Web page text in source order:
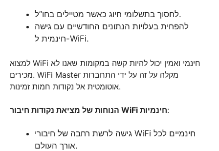
לחסוך בתשלומי חיוג כאשר מטיילים בחו”ל.
להפחית בעלויות הנתונים החודשיים עם גישה
חינמית ל-WiFi.
למצוא WiFi חינמי ואמין יכול להיות קשה במקומות שאנו לא
מכירים. WiFi Master מקלה על זה על ידי התחברות
אוטומטית אל נקודות חמות זמינות.
הנוחות של מציאת נקודות חיבור WiFi חינמיות:
גישה לרשת רחבה של חיבורי WiFi חינמיים לכל
אורך העולם.